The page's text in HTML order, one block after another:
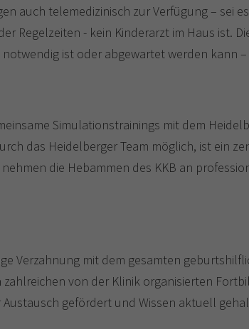
auch telemedizinisch zur Verfügung – sei
Regelzeiten - kein Kinderarzt im Haus ist.
ist oder abgewartet werden kann
Simulationstrainings mit dem
das Heidelberger Team möglich, ist ein
die Hebammen des KKB an
Verzahnung mit dem gesamten
von der Klinik organisierten
gefördert und Wissen aktuell